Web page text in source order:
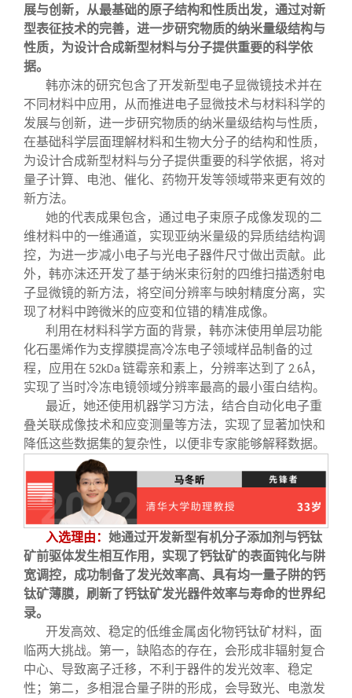
展与创新，从最基础的原子结构和性质出发，通过对新
型表征技术的完善，进一步研究物质的纳米量级结构与
性质，为设计合成新型材料与分子提供重要的科学依
据。
韩亦沫的研究包含了开发新型电子显微镜技术并在
不同材料中应用，从而推进电子显微技术与材料科学的
发展与创新，进一步研究物质的纳米量级结构与性质，
在基础科学层面理解材料和生物大分子的结构和性质，
为设计合成新型材料与分子提供重要的科学依据，将对
量子计算、电池、催化、药物开发等领域带来更有效的
新方法。
她的代表成果包含，通过电子束原子成像发现的二
维材料中的一维通道，实现亚纳米量级的异质结结构调
控，为进一步减小电子与光电子器件尺寸做出贡献。此
外，韩亦沫还开发了基于纳米束衍射的四维扫描透射电
子显微镜的新方法，将空间分辨率与映射精度分离，实
现了材料中跨微米的应变和位错的精准成像。
利用在材料科学方面的背景，韩亦沫使用单层功能
化石墨烯作为支撑膜提高冷冻电子领域样品制备的过
程，应用在 52kDa链霉亲和素上，分辨率达到了 2.6Å，
实现了当时冷冻电镜领域分辨率最高的最小蛋白结构。
最近，她还使用机器学习方法，结合自动化电子重
叠关联成像技术和应变测量等方法，实现了显著加快和
降低这些数据集的复杂性，以便非专家能够解释数据。
入选理由： 她通过开发新型有机分子添加剂与钙钛
矿前驱体发生相互作用，实现了钙钛矿的表面钝化与阱
宽调控，成功制备了发光效率高、具有均一量子阱的钙
钛矿薄膜，刷新了钙钛矿发光器件效率与寿命的世界纪
录。
开发高效、稳定的低维金属卤化物钙钛矿材料，面
临两大挑战。第一，缺陷态的存在，会形成非辐射复合
中心、导致离子迁移，不利于器件的发光效率、稳定
性；第二，多相混合量子阱的形成，会导致光、电激发